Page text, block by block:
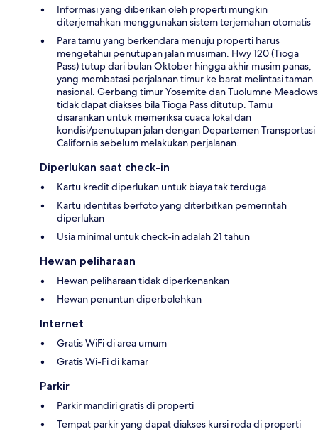
Informasi yang diberikan oleh properti mungkin
diterjemahkan menggunakan sistem terjemahan otomatis
Para tamu yang berkendara menuju properti harus
mengetahui penutupan jalan musiman. Hwy 120 (Tioga
Pass) tutup dari bulan Oktober hingga akhir musim panas,
yang membatasi perjalanan timur ke barat melintasi taman
nasional. Gerbang timur Yosemite dan Tuolumne Meadows
tidak dapat diakses bila Tioga Pass ditutup. Tamu
disarankan untuk memeriksa cuaca lokal dan
kondisi/penutupan jalan dengan Departemen Transportasi
California sebelum melakukan perjalanan.
Diperlukan saat check-in
Kartu kredit diperlukan untuk biaya tak terduga
Kartu identitas berfoto yang diterbitkan pemerintah
diperlukan
Usia minimal untuk check-in adalah 21 tahun
Hewan peliharaan
Hewan peliharaan tidak diperkenankan
Hewan penuntun diperbolehkan
Internet
Gratis WiFi di area umum
Gratis Wi-Fi di kamar
Parkir
Parkir mandiri gratis di properti
Tempat parkir yang dapat diakses kursi roda di properti